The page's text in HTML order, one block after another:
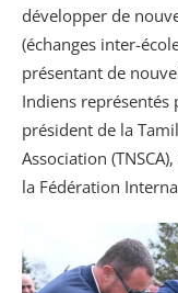
développer de
(échanges inter-
présentant de
Indiens représentés
président de la
Association
la Fédération